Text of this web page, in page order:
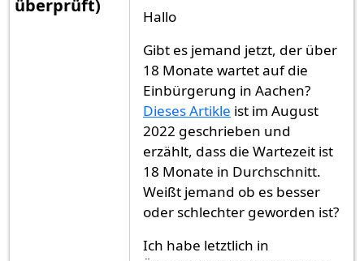
überprüft)
Hallo
Gibt es jemand jetzt, der über
18 Monate wartet auf die
Einbürgerung in Aachen?
Dieses Artikle ist im August
2022 geschrieben und
erzählt, dass die Wartezeit ist
18 Monate in Durchschnitt.
Weißt jemand ob es besser
oder schlechter geworden ist?
Ich habe letztlich in